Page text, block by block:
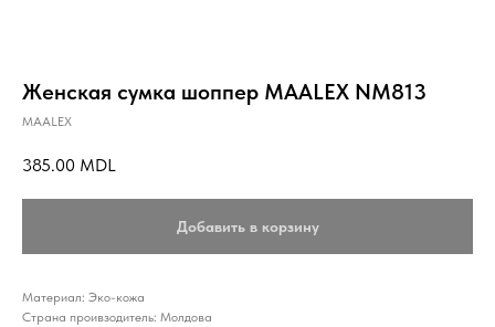
Женская сумка шоппер MAALEX NM813
MAALEX
385.00 MDL
Добавить в корзину
Материал: Эко-кожа
Страна проивзодитель: Молдова